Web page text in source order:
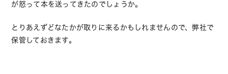
が怒って本を送ってきたのでしょうか。
とりあえずどなたかが取りに来るかもしれませんので、弊社で
保管しておきます。